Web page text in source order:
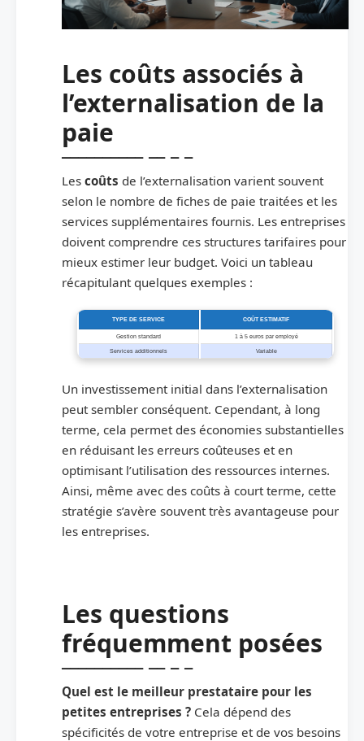
Les coûts associés à
l’externalisation de la
paie
Les coûts de l’externalisation varient souvent
selon le nombre de fiches de paie traitées et les
services supplémentaires fournis. Les entreprises
doivent comprendre ces structures tarifaires pour
mieux estimer leur budget. Voici un tableau
récapitulant quelques exemples :
TYPE DE SERVICE COÛT ESTIMATIF
Gestion standard 1 à 5 euros par employé
Services additionnels Variable
Un investissement initial dans l’externalisation
peut sembler conséquent. Cependant, à long
terme, cela permet des économies substantielles
en réduisant les erreurs coûteuses et en
optimisant l’utilisation des ressources internes.
Ainsi, même avec des coûts à court terme, cette
stratégie s’avère souvent très avantageuse pour
les entreprises.
Les questions
fréquemment posées
Quel est le meilleur prestataire pour les
petites entreprises ? Cela dépend des
spécificités de votre entreprise et de vos besoins